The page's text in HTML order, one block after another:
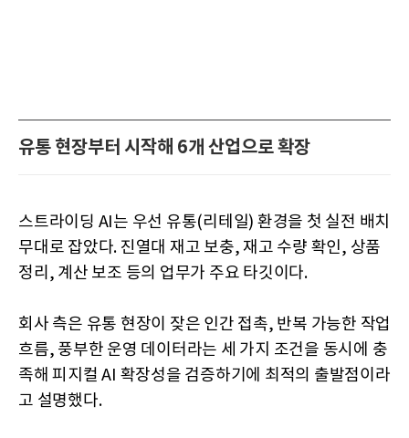
유통 현장부터 시작해 6개 산업으로 확장
스트라이딩 AI는 우선 유통(리테일) 환경을 첫 실전 배치
무대로 잡았다. 진열대 재고 보충, 재고 수량 확인, 상품
정리, 계산 보조 등의 업무가 주요 타깃이다.
회사 측은 유통 현장이 잦은 인간 접촉, 반복 가능한 작업
흐름, 풍부한 운영 데이터라는 세 가지 조건을 동시에 충
족해 피지컬 AI 확장성을 검증하기에 최적의 출발점이라
고 설명했다.